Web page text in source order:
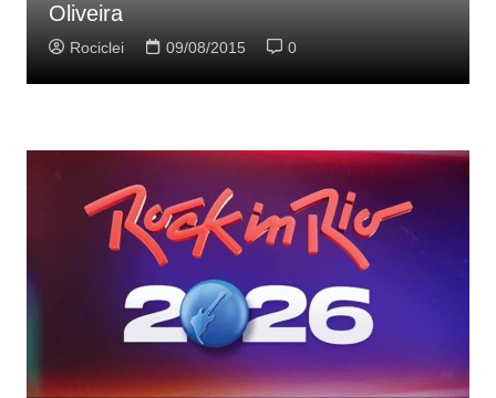
Oliveira
Rociclei 09/08/2015 0